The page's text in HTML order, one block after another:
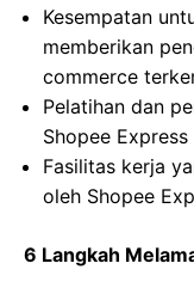
Kesempatan
memberikan
commerce
Pelatihan dan
Shopee
Fasilitas kerja
oleh Shopee
6 Langkah